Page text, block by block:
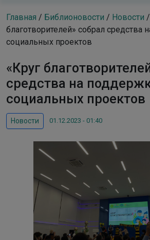
Главная / Библионовости / Новости /
благотворителей» собрал средства
социальных проектов
«Круг
средства на
социальных проектов
Новости 01.12.2023 - 01:40